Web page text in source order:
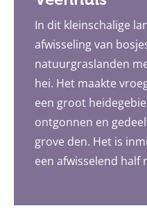
In dit kleinschalige
afwisseling van
natuurgraslanden
hei. Het maakte
een groot
ontgonnen en
grove den. Het is
een afwisselend half